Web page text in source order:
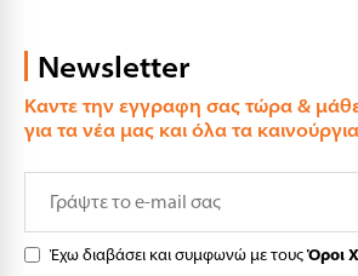
Newsletter
Καντε την εγγραφη σας τώρα &
για τα νέα μας και όλα τα
Έχω διαβάσει και συμφωνώ με τουςΌροι